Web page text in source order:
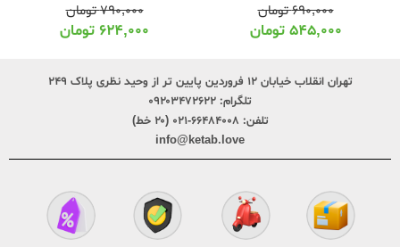
۷۹۰,۰۰۰تومان
۶۲۴,۰۰۰تومان
۱,۲۸۰,۰۰۰تومان
۱,۰۱۱,۰۰۰ تومان
تهران انقلاب خیابان ۱۲ فروردین پایین تر از وحید نظری پلاک ۲۴۹
تلگرام: ۰۹۲۰۳۴۷۲۶۲۲
تلفن: ۶۶۴۸۴۰۰۸-۰۲۱ (۲۰ خط)
info@ketab.love